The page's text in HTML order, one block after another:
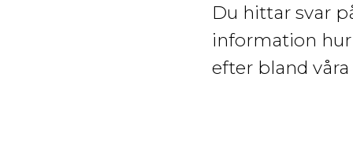
Du hittar svar
information
efter bland våra